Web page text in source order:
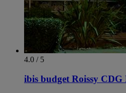
4.0 / 5
ibis budget Roissy CDG